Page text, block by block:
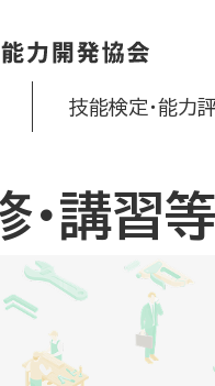
技能検定・能力
・講習